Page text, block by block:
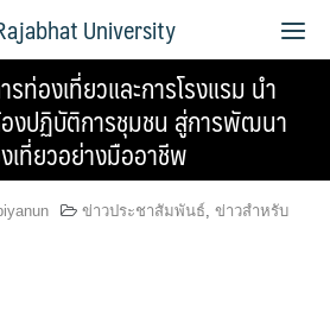
University
ท่องเที่ยวและการโรงแรม นำ
งปฏิบัติการชุมชน สู่การพัฒนา
ที่ยวอย่างมืออาชีพ
ข่าวประชาสัมพันธ์, ข่าวสำหรับ